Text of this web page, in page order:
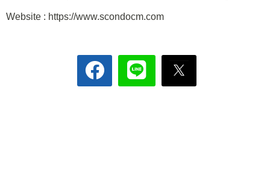
Website : https://www.scondocm.com